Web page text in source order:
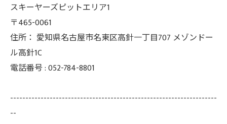
スキーヤーズピットエリア1
〒465-0061
住所： 愛知県名古屋市名東区高針一丁目707 メゾンドー
ル高針1C
電話番号 :052-784-8801
--------------------------------------------------------------------
--